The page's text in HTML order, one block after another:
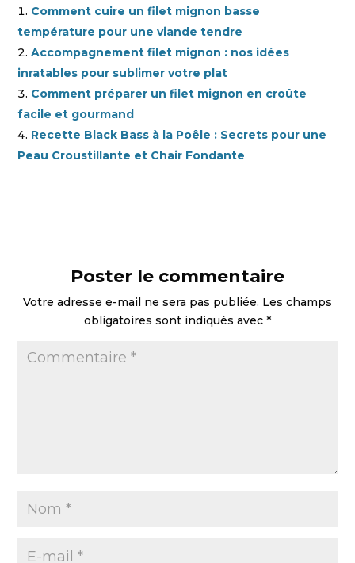
Comment cuire un filet mignon basse
température pour une viande tendre
Accompagnement filet mignon : nos idées
inratables pour sublimer votre plat
Comment préparer un filet mignon en croûte
facile et gourmand
Recette Black Bass à la Poêle : Secrets pour une
Peau Croustillante et Chair Fondante
Poster le commentaire
Votre adresse e-mail ne sera pas publiée. Les champs
obligatoires sont indiqués avec *